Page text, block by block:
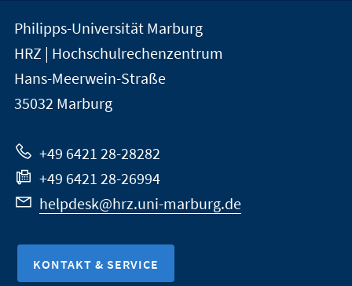
Kontakt
und
Informationen
zur
Website
der
Universität
Marburg
Philipps-Universität Marburg
HRZ | Hochschulrechenzentrum
Hans-Meerwein-Straße
35032 Marburg
+49 6421 28-28282
+49 6421 28-26994
helpdesk@hrz.uni-marburg.de
KONTAKT & SERVICE